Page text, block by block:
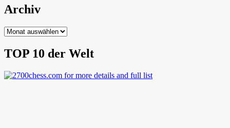
Archiv
Archiv
TOP 10 der Welt